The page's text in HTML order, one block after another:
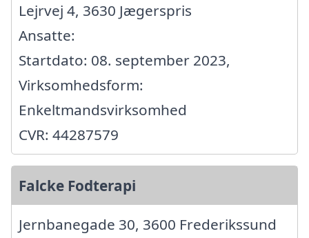
Lejrvej 4, 3630 Jægerspris
Ansatte:
Startdato: 08. september 2023,
Virksomhedsform:
Enkeltmandsvirksomhed
CVR: 44287579
Falcke Fodterapi
Jernbanegade 30, 3600 Frederikssund